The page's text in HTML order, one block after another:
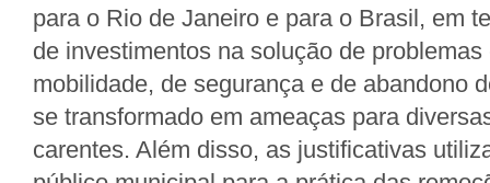
para o Rio de Janeiro e para o Brasil, em
de investimentos na solução de
mobilidade, de segurança e de abandono
se transformado em ameaças para
carentes. Além disso, as justificativas